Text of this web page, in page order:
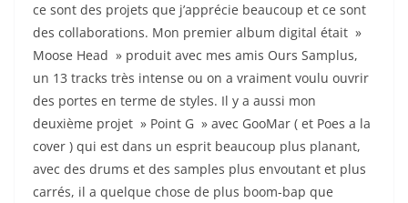
ce sont des projets que j’apprécie beaucoup et ce sont
des collaborations. Mon premier album digital était »
Moose Head » produit avec mes amis Ours Samplus,
un 13 tracks très intense ou on a vraiment voulu ouvrir
des portes en terme de styles. Il y a aussi mon
deuxième projet » Point G » avec GooMar ( et Poes a la
cover ) qui est dans un esprit beaucoup plus planant,
avec des drums et des samples plus envoutant et plus
carrés, il a quelque chose de plus boom-bap que